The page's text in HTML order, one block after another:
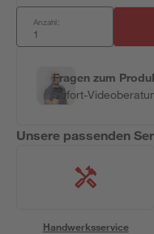
Anzahl:
Fragen zum
Sofort-
Unsere passenden
Handwerksservice